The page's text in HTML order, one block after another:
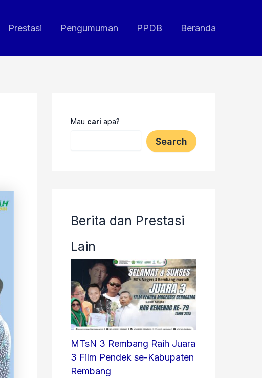
Prestasi Pengumuman PPDB Beranda
Mau cari apa?
Search
Berita dan Prestasi
Lain
MTsN 3 Rembang Raih Juara
3 Film Pendek se-Kabupaten
Rembang
c
v